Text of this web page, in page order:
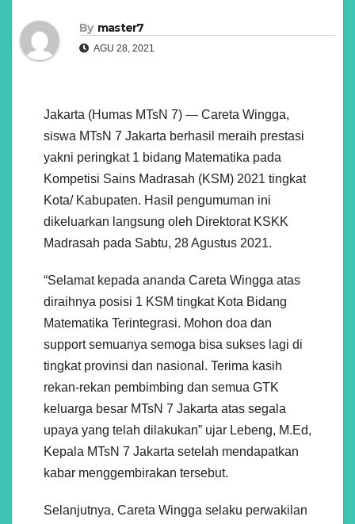
By master7
AGU 28, 2021
Jakarta (Humas MTsN 7) — Careta Wingga,
siswa MTsN 7 Jakarta berhasil meraih prestasi
yakni peringkat 1 bidang Matematika pada
Kompetisi Sains Madrasah (KSM) 2021 tingkat
Kota/ Kabupaten. Hasil pengumuman ini
dikeluarkan langsung oleh Direktorat KSKK
Madrasah pada Sabtu, 28 Agustus 2021.
“Selamat kepada ananda Careta Wingga atas
diraihnya posisi 1 KSM tingkat Kota Bidang
Matematika Terintegrasi. Mohon doa dan
support semuanya semoga bisa sukses lagi di
tingkat provinsi dan nasional. Terima kasih
rekan-rekan pembimbing dan semua GTK
keluarga besar MTsN 7 Jakarta atas segala
upaya yang telah dilakukan” ujar Lebeng, M.Ed,
Kepala MTsN 7 Jakarta setelah mendapatkan
kabar menggembirakan tersebut.
Selanjutnya, Careta Wingga selaku perwakilan